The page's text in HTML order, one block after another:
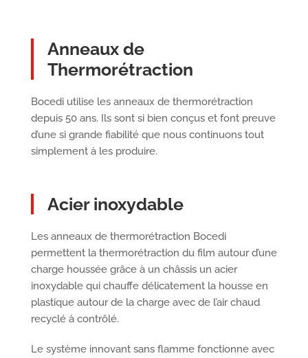
Anneaux de
Thermorétraction
Bocedi utilise les anneaux de thermorétraction
depuis 50 ans. Ils sont si bien conçus et font preuve
d’une si grande fiabilité que nous continuons tout
simplement à les produire.
Acier inoxydable
Les anneaux de thermorétraction Bocedi
permettent la thermorétraction du film autour d’une
charge houssée grâce à un châssis un acier
inoxydable qui chauffe délicatement la housse en
plastique autour de la charge avec de l’air chaud
recyclé à contrôlé.
Le système innovant sans flamme fonctionne avec